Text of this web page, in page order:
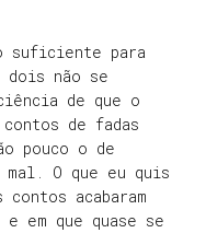
o suficiente para
dois não se
de que o
contos de fadas
pouco o de
mal. O que eu quis
acabaram
em que quase se